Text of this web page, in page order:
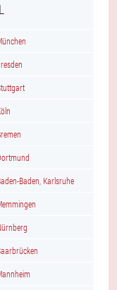
Baden, Karlsruhe